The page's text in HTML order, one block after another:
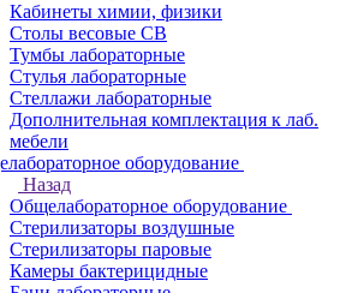
Кабинеты химии, физики
Столы весовые СВ
Тумбы лабораторные
Стулья лабораторные
Стеллажи лабораторные
Дополнительная комплектация к лаб.
мебели
оборудование
Назад
Общелабораторное оборудование
Стерилизаторы воздушные
Стерилизаторы паровые
Камеры бактерицидные